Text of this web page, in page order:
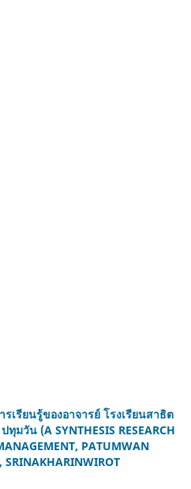
เรียนรู้ของอาจารย์ โรงเรียนสาธิต
วัน (A SYNTHESIS RESEARCH
PATUMWAN
SRINAKHARINWIROT